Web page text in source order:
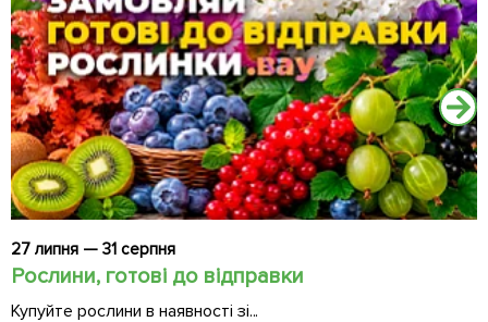
27 липня — 31 серпня
Рослини, готові до відправки
Купуйте рослини в наявності зі...